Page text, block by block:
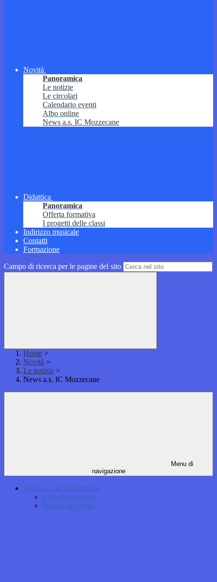
Novità
Panoramica
Le notizie
Le circolari
Calendario eventi
Albo online
News a.s. IC Mozzecane
Didattica
Panoramica
Offerta formativa
I progetti delle classi
Indirizzo musicale
Contatti
Formazione
Campo di ricerca per le pagine del sito
Home >
Novità >
Le notizie >
News a.s. IC Mozzecane
Menu di
navigazione
News a.s. IC Mozzecane
Calendario eventi
Notizie & Avvisi